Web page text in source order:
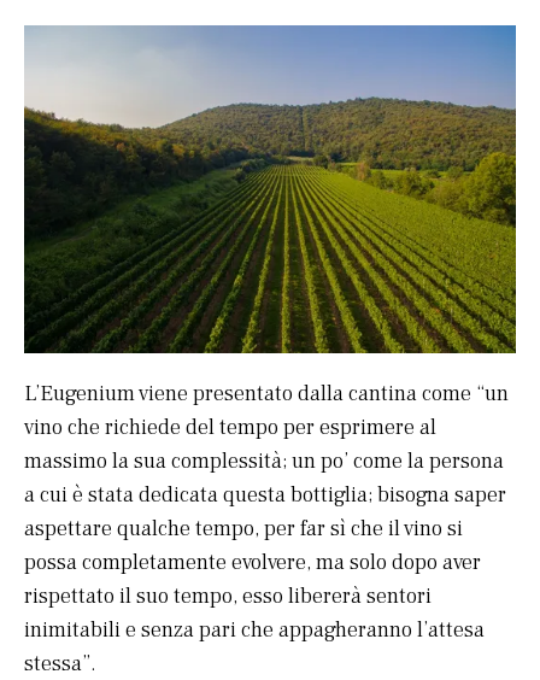
L’Eugenium viene presentato dalla cantina come “un
vino che richiede del tempo per esprimere al
massimo la sua complessità; un po’ come la persona
a cui è stata dedicata questa bottiglia; bisogna saper
aspettare qualche tempo, per far sì che il vino si
possa completamente evolvere, ma solo dopo aver
rispettato il suo tempo, esso libererà sentori
inimitabili e senza pari che appagheranno l’attesa
stessa”.